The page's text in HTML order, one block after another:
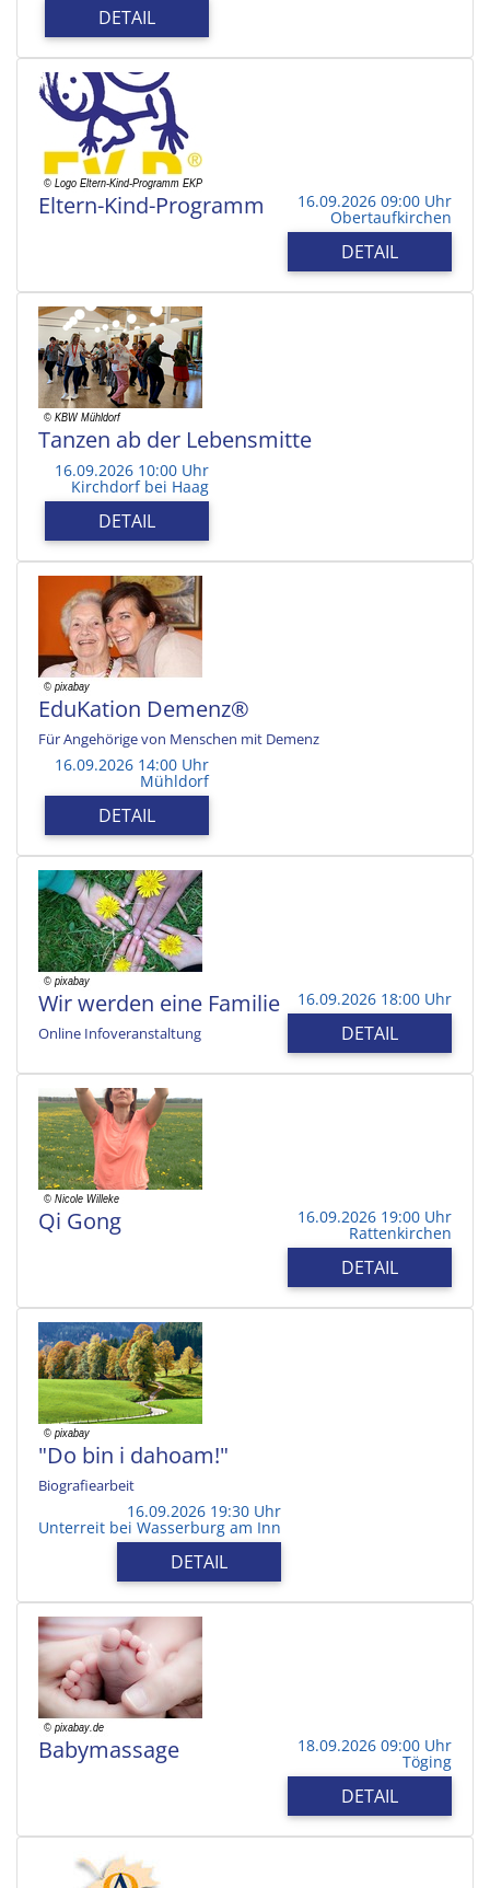
DETAIL
Eltern-Kind-Programm 16.09.2026 09:00 Uhr
Obertaufkirchen
DETAIL
Tanzen ab der Lebensmitte
16.09.2026 10:00 Uhr
Kirchdorf bei Haag
DETAIL
EduKation Demenz®
Für Angehörige von Menschen mit Demenz
16.09.2026 14:00 Uhr
Mühldorf
DETAIL
Wir werden eine Familie
Online Infoveranstaltung
16.09.2026 18:00 Uhr
DETAIL
Qi Gong 16.09.2026 19:00 Uhr
Rattenkirchen
DETAIL
"Do bin i dahoam!"
Biografiearbeit
16.09.2026 19:30 Uhr
Unterreit bei Wasserburg am Inn
DETAIL
Babymassage 18.09.2026 09:00 Uhr
Töging
DETAIL